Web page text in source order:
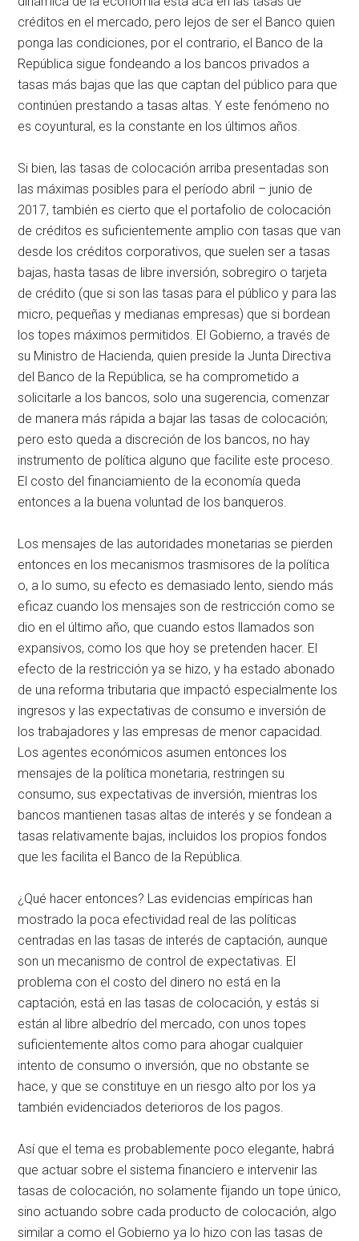
créditos en el mercado, pero lejos de ser el Banco quien
ponga las condiciones, por el contrario, el Banco de la
República sigue fondeando a los bancos privados a
tasas más bajas que las que captan del público para que
continúen prestando a tasas altas. Y este fenómeno no
es coyuntural, es la constante en los últimos años.
Si bien, las tasas de colocación arriba presentadas son
las máximas posibles para el período abril – junio de
2017, también es cierto que el portafolio de colocación
de créditos es suficientemente amplio con tasas que van
desde los créditos corporativos, que suelen ser a tasas
bajas, hasta tasas de libre inversión, sobregiro o tarjeta
de crédito (que si son las tasas para el público y para las
micro, pequeñas y medianas empresas) que si bordean
los topes máximos permitidos. El Gobierno, a través de
su Ministro de Hacienda, quien preside la Junta Directiva
del Banco de la República, se ha comprometido a
solicitarle a los bancos, solo una sugerencia, comenzar
de manera más rápida a bajar las tasas de colocación;
pero esto queda a discreción de los bancos, no hay
instrumento de política alguno que facilite este proceso.
El costo del financiamiento de la economía queda
entonces a la buena voluntad de los banqueros.
Los mensajes de las autoridades monetarias se pierden
entonces en los mecanismos trasmisores de la política
o, a lo sumo, su efecto es demasiado lento, siendo más
eficaz cuando los mensajes son de restricción como se
dio en el último año, que cuando estos llamados son
expansivos, como los que hoy se pretenden hacer. El
efecto de la restricción ya se hizo, y ha estado abonado
de una reforma tributaria que impactó especialmente los
ingresos y las expectativas de consumo e inversión de
los trabajadores y las empresas de menor capacidad.
Los agentes económicos asumen entonces los
mensajes de la política monetaria, restringen su
consumo, sus expectativas de inversión, mientras los
bancos mantienen tasas altas de interés y se fondean a
tasas relativamente bajas, incluidos los propios fondos
que les facilita el Banco de la República.
¿Qué hacer entonces? Las evidencias empíricas han
mostrado la poca efectividad real de las políticas
centradas en las tasas de interés de captación, aunque
son un mecanismo de control de expectativas. El
problema con el costo del dinero no está en la
captación, está en las tasas de colocación, y estás si
están al libre albedrío del mercado, con unos topes
suficientemente altos como para ahogar cualquier
intento de consumo o inversión, que no obstante se
hace, y que se constituye en un riesgo alto por los ya
también evidenciados deterioros de los pagos.
Así que el tema es probablemente poco elegante, habrá
que actuar sobre el sistema financiero e intervenir las
tasas de colocación, no solamente fijando un tope único,
sino actuando sobre cada producto de colocación, algo
similar a como el Gobierno ya lo hizo con las tasas de